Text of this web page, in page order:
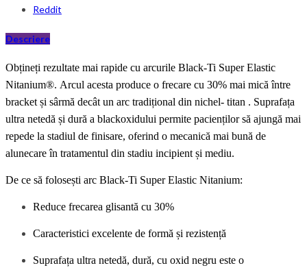
Reddit
Descriere
Obțineți rezultate mai rapide cu arcurile Black-Ti Super Elastic
Nitanium®. Arcul acesta produce o frecare cu 30% mai mică între
bracket și sârmă decât un arc tradițional din nichel- titan . Suprafața
ultra netedă și dură a blackoxidului permite pacienților să ajungă mai
repede la stadiul de finisare, oferind o mecanică mai bună de
alunecare în tratamentul din stadiu incipient și mediu.
De ce să folosești arc Black-Ti Super Elastic Nitanium:
Reduce frecarea glisantă cu 30%
Caracteristici excelente de formă și rezistență
Suprafața ultra netedă, dură, cu oxid negru este o